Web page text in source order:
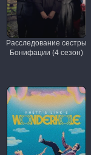
Расследование сестры
Бонифации (4 сезон)